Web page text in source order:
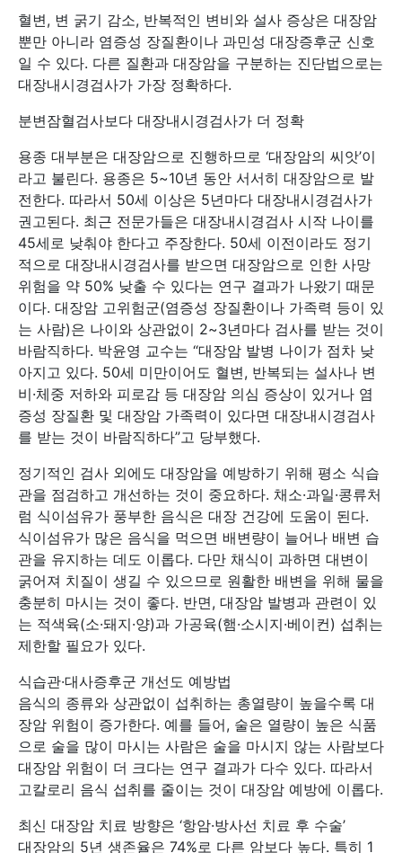
혈변, 변 굵기 감소, 반복적인 변비와 설사 증상은 대장암
뿐만 아니라 염증성 장질환이나 과민성 대장증후군 신호
일 수 있다. 다른 질환과 대장암을 구분하는 진단법으로는
대장내시경검사가 가장 정확하다.
분변잠혈검사보다 대장내시경검사가 더 정확
용종 대부분은 대장암으로 진행하므로 ‘대장암의 씨앗’이
라고 불린다. 용종은 5~10년 동안 서서히 대장암으로 발
전한다. 따라서 50세 이상은 5년마다 대장내시경검사가
권고된다. 최근 전문가들은 대장내시경검사 시작 나이를
45세로 낮춰야 한다고 주장한다. 50세 이전이라도 정기
적으로 대장내시경검사를 받으면 대장암으로 인한 사망
위험을 약 50% 낮출 수 있다는 연구 결과가 나왔기 때문
이다. 대장암 고위험군(염증성 장질환이나 가족력 등이 있
는 사람)은 나이와 상관없이 2~3년마다 검사를 받는 것이
바람직하다. 박윤영 교수는 “대장암 발병 나이가 점차 낮
아지고 있다. 50세 미만이어도 혈변, 반복되는 설사나 변
비·체중 저하와 피로감 등 대장암 의심 증상이 있거나 염
증성 장질환 및 대장암 가족력이 있다면 대장내시경검사
를 받는 것이 바람직하다”고 당부했다.
정기적인 검사 외에도 대장암을 예방하기 위해 평소 식습
관을 점검하고 개선하는 것이 중요하다. 채소·과일·콩류처
럼 식이섬유가 풍부한 음식은 대장 건강에 도움이 된다.
식이섬유가 많은 음식을 먹으면 배변량이 늘어나 배변 습
관을 유지하는 데도 이롭다. 다만 채식이 과하면 대변이
굵어져 치질이 생길 수 있으므로 원활한 배변을 위해 물을
충분히 마시는 것이 좋다. 반면, 대장암 발병과 관련이 있
는 적색육(소·돼지·양)과 가공육(햄·소시지·베이컨) 섭취는
제한할 필요가 있다.
식습관·대사증후군 개선도 예방법
음식의 종류와 상관없이 섭취하는 총열량이 높을수록 대
장암 위험이 증가한다. 예를 들어, 술은 열량이 높은 식품
으로 술을 많이 마시는 사람은 술을 마시지 않는 사람보다
대장암 위험이 더 크다는 연구 결과가 다수 있다. 따라서
고칼로리 음식 섭취를 줄이는 것이 대장암 예방에 이롭다.
최신 대장암 치료 방향은 ‘항암·방사선 치료 후 수술’
대장암의 5년 생존율은 74%로 다른 암보다 높다. 특히 1